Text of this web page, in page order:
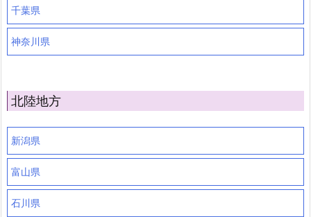
千葉県
神奈川県
北陸地方
新潟県
富山県
石川県